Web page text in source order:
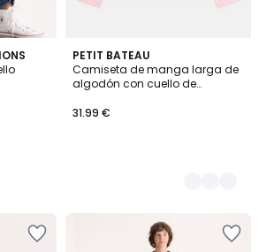
PETIT BATEAU
Camiseta de manga larga de
algodón con cuello de
31.99 €
2
Colores